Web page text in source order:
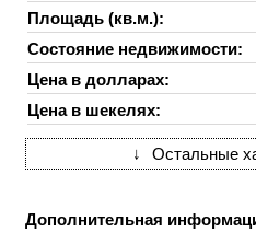
Площадь (кв.м.):
Состояние недвижимости:
Цена в долларах:
Цена в шекелях:
↓ Остальные
Дополнительная